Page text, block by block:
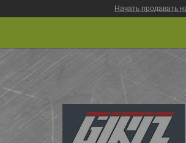
Начать продавать